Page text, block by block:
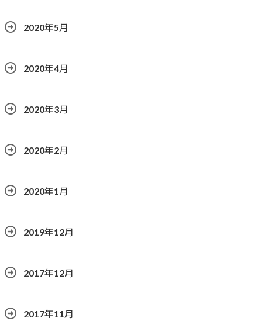
2020年5月
2020年4月
2020年3月
2020年2月
2020年1月
2019年12月
2017年12月
2017年11月